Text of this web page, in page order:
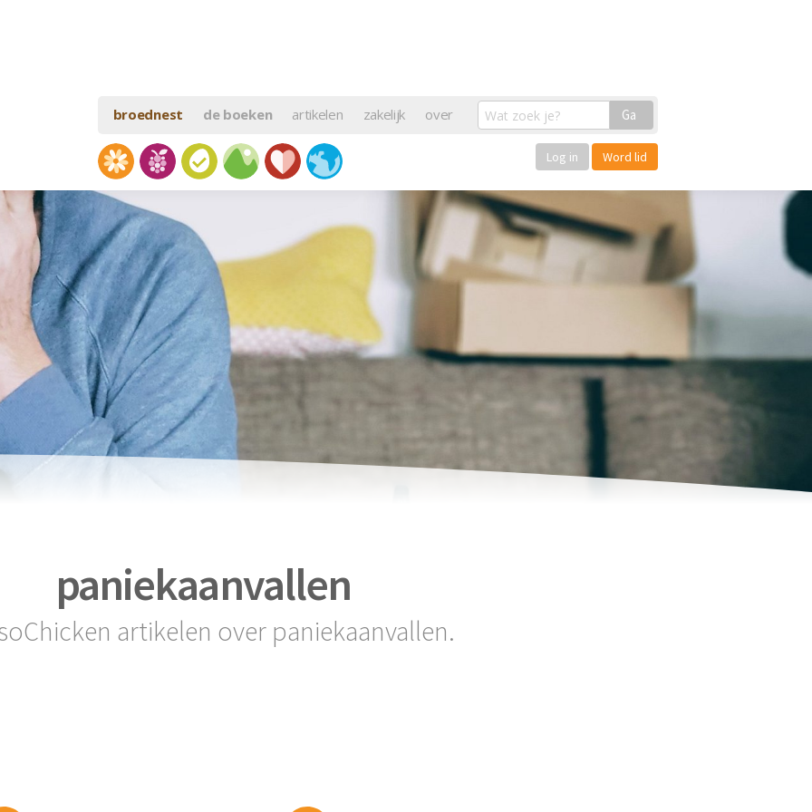
broednest de boeken artikelen zakelijk over Ga
Log in Word lid
paniekaanvallen
artikelen over paniekaanvallen.